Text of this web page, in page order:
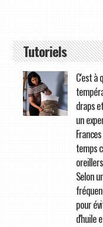
Tutoriels
C'est à
draps
un
temps
Selon
pour
d'huile